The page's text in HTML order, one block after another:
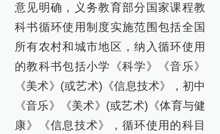
意见明确，义务教育部分国家课程教
科书循环使用制度实施范围包括全国
所有农村和城市地区，纳入循环使用
的教科书包括小学《科学》《音乐》
《美术》(或艺术)《信息技术》，初中
《音乐》《美术》(或艺术)《体育与健
康》《信息技术》，循环使用的科目